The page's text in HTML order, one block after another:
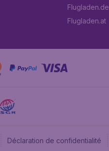
Flugladen.de
Flugladen.at
Déclaration de confidentialité